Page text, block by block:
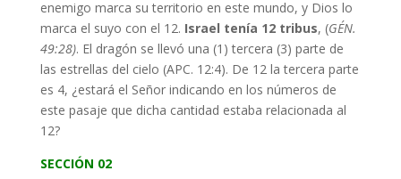
enemigo marca su territorio en este mundo, y Dios lo
marca el suyo con el 12. Israel tenía 12 tribus, (GÉN.
49:28). El dragón se llevó una (1) tercera (3) parte de
las estrellas del cielo (APC. 12:4). De 12 la tercera parte
es 4, ¿estará el Señor indicando en los números de
este pasaje que dicha cantidad estaba relacionada al
12?
SECCIÓN 02